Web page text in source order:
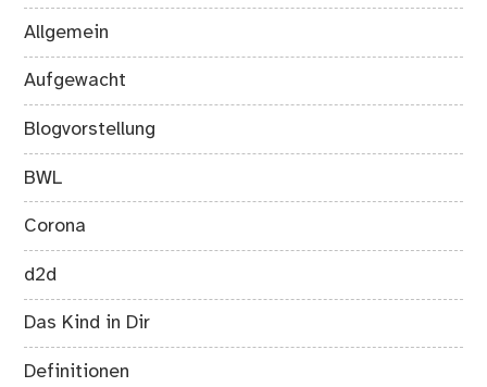
Allgemein
Aufgewacht
Blogvorstellung
BWL
Corona
d2d
Das Kind in Dir
Definitionen